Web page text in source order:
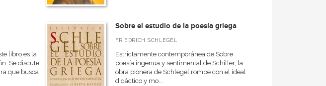
libro es la
Se discute
que busca
Sobre el estudio de la poesía griega
FRIEDRICH SCHLEGEL
Estrictamente contemporánea de Sobre
poesía ingenua y sentimental de Schiller, la
obra pionera de Schlegel rompe con el ideal
didáctico y mo...